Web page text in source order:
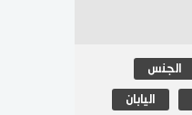
الجنس
اليابان